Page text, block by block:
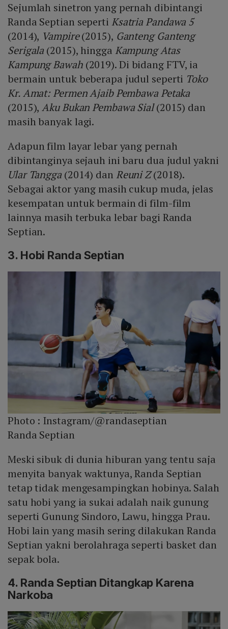
Sejumlah sinetron yang pernah dibintangi
Randa Septian seperti Ksatria Pandawa 5
(2014), Vampire(2015), Ganteng Ganteng
Serigala (2015), hingga Kampung Atas
Kampung Bawah(2019). Di bidang FTV, ia
bermain untuk beberapa judul seperti Toko
Kr. Amat: Permen Ajaib Pembawa Petaka
(2015),Aku Bukan Pembawa Sial(2015) dan
masih banyak lagi.
Adapun film layar lebar yang pernah
dibintanginya sejauh ini baru dua judul yakni
Ular Tangga(2014) dan Reuni Z(2018).
Sebagai aktor yang masih cukup muda, jelas
kesempatan untuk bermain di film-film
lainnya masih terbuka lebar bagi Randa
Septian.
3. Hobi Randa Septian
Photo : Instagram/@randaseptian
Randa Septian
Meski sibuk di dunia hiburan yang tentu saja
menyita banyak waktunya, Randa Septian
tetap tidak mengesampingkan hobinya. Salah
satu hobi yang ia sukai adalah naik gunung
seperti Gunung Sindoro, Lawu, hingga Prau.
Hobi lain yang masih sering dilakukan Randa
Septian yakni berolahraga seperti basket dan
sepak bola.
4. Randa Septian Ditangkap Karena
Narkoba